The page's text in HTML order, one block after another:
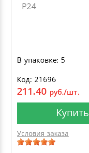
P24
В упаковке: 5
Код: 21696
211.40 руб./шт.
Купить
Условия заказа